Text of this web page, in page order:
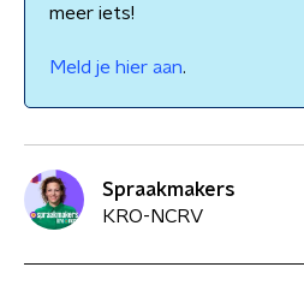
meer iets!
Meld je hier aan.
Spraakmakers
KRO-NCRV